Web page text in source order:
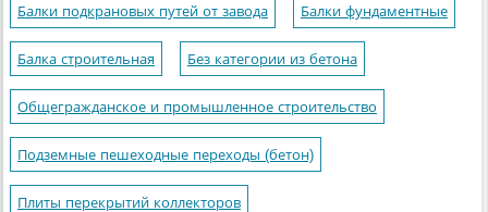
Балки подкрановых путей от завода Балки фундаментные
Балка строительная Без категории из бетона
Общегражданское и промышленное строительство
Подземные пешеходные переходы (бетон)
Плиты перекрытий коллекторов